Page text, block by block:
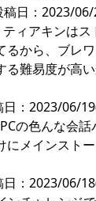
日：2023/
ィアキンはス
るから、ブレ
る難易度が高
：2023/06/
の色んな会話
にメインスト
：2023/06/